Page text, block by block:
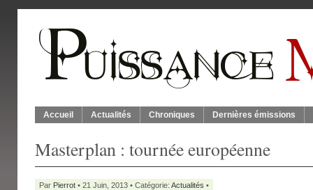
Accueil Actualités Chroniques Dernières émissions
Masterplan : tournée européenne
Par Pierrot • 21 Juin, 2013 • Catégorie: Actualités •